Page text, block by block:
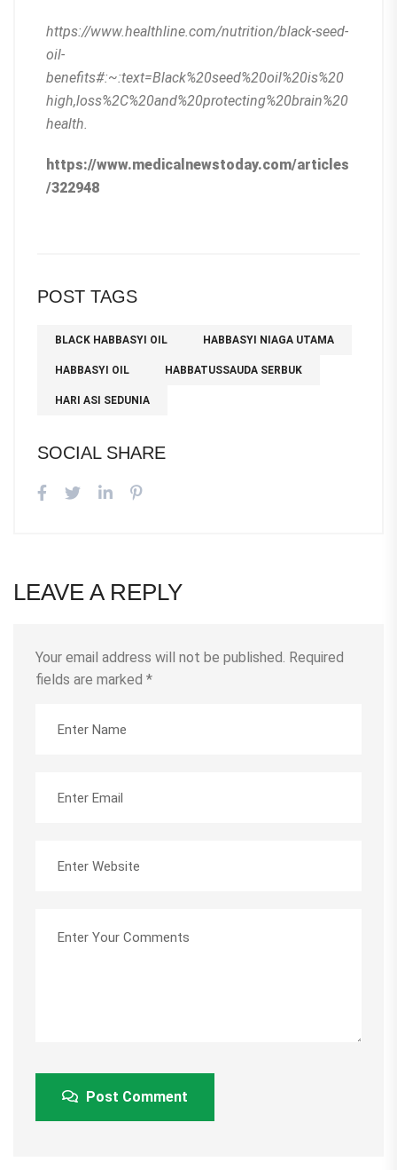
https://www.healthline.com/nutrition/black-seed-
oil-
benefits#:~:text=Black%20seed%20oil%20is%20
high,loss%2C%20and%20protecting%20brain%20
health.
https://www.medicalnewstoday.com/articles
/322948
POST TAGS
BLACK HABBASYI OIL HABBASYI NIAGA UTAMA
HABBASYI OIL HABBATUSSAUDA SERBUK
HARI ASI SEDUNIA
SOCIAL SHARE
LEAVE A REPLY
Your email address will not be published. Required
fields are marked *
Post Comment